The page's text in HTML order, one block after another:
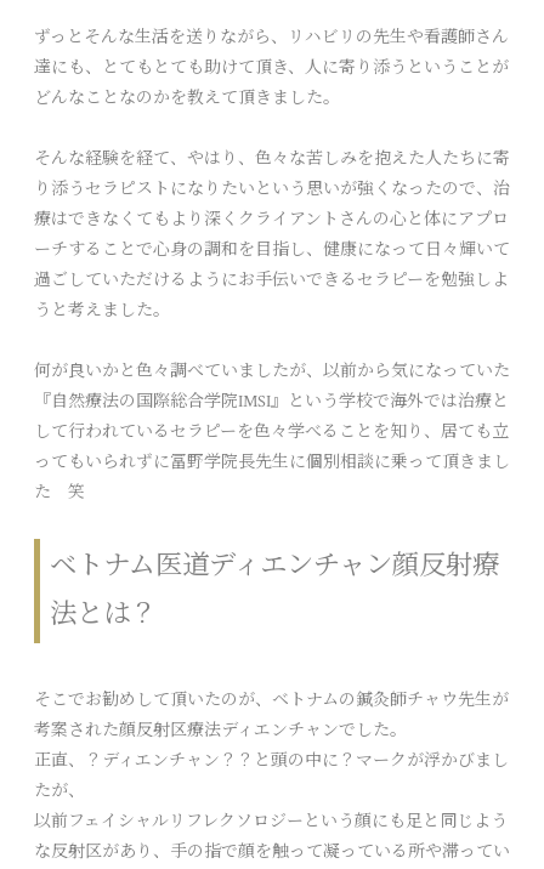
ずっとそんな生活を送りながら、リハビリの先生や看護師さん
達にも、とてもとても助けて頂き、人に寄り添うということが
どんなことなのかを教えて頂きました。
そんな経験を経て、やはり、色々な苦しみを抱えた人たちに寄
り添うセラピストになりたいという思いが強くなったので、治
療はできなくてもより深くクライアントさんの心と体にアプロ
ーチすることで心身の調和を目指し、健康になって日々輝いて
過ごしていただけるようにお手伝いできるセラピーを勉強しよ
うと考えました。
何が良いかと色々調べていましたが、以前から気になっていた
『自然療法の国際総合学院IMSI』という学校で海外では治療と
して行われているセラピーを色々学べることを知り、居ても立
ってもいられずに冨野学院長先生に個別相談に乗って頂きまし
た 笑
ベトナム医道ディエンチャン顔反射療
法とは？
そこでお勧めして頂いたのが、ベトナムの鍼灸師チャウ先生が
考案された顔反射区療法ディエンチャンでした。
正直、？ディエンチャン？？と頭の中に？マークが浮かびまし
たが、
以前フェイシャルリフレクソロジーという顔にも足と同じよう
な反射区があり、手の指で顔を触って凝っている所や滞ってい